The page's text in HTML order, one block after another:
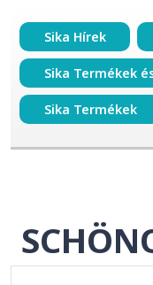
Sika Hírek
Sika Termékek
Sika Termékek